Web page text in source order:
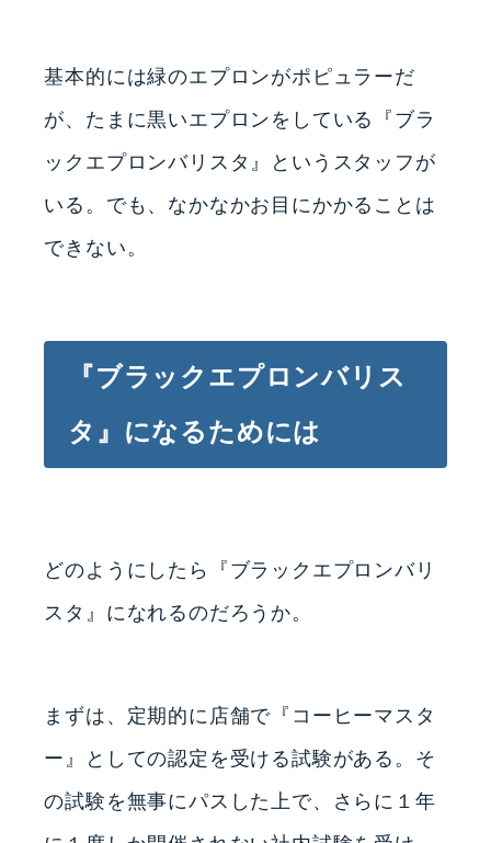
基本的には緑のエプロンがポピュラーだ
が、たまに黒いエプロンをしている『ブラ
ックエプロンバリスタ』というスタッフが
いる。でも、なかなかお目にかかることは
できない。
『ブラックエプロンバリス
タ』になるためには
どのようにしたら『ブラックエプロンバリ
スタ』になれるのだろうか。
まずは、定期的に店舗で『コーヒーマスタ
ー』としての認定を受ける試験がある。そ
の試験を無事にパスした上で、さらに１年